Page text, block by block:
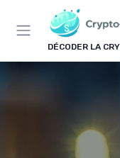
DÉCODER LA
Panneau de gestion